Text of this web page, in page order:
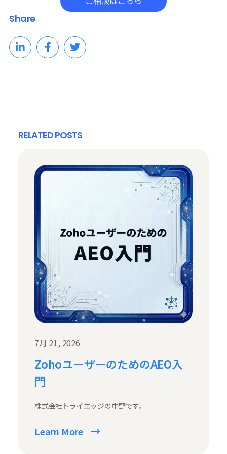
Share
RELATED POSTS
7月 21, 2026
ZohoユーザーのためのAEO入
門
株式会社トライエッジの中野です。
Learn More